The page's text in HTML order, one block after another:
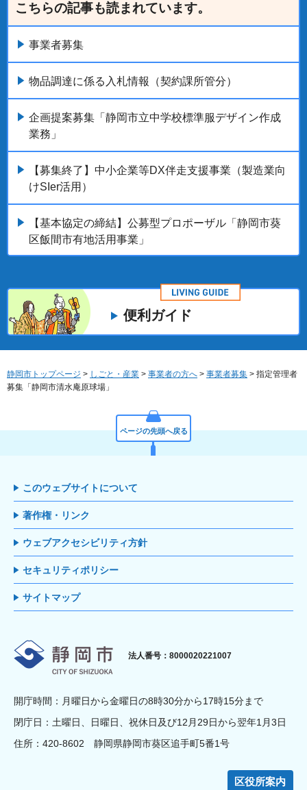
こちらの記事も読まれています。
事業者募集
物品調達に係る入札情報（契約課所管分）
企画提案募集「静岡市立中学校標準服デザイン作成
業務」
【募集終了】中小企業等DX伴走支援事業（製造業向
けSIer活用）
【基本協定の締結】公募型プロポーザル「静岡市葵
区飯間市有地活用事業」
便利ガイド
静岡市トップページ > しごと・産業 > 事業者の方へ > 事業者募集 > 指定管理者
募集「静岡市清水庵原球場」
ページの先頭へ戻る
このウェブサイトについて
著作権・リンク
ウェブアクセシビリティ方針
セキュリティポリシー
サイトマップ
静岡市
法人番号：8000020221007
開庁時間：月曜日から金曜日の8時30分から17時15分まで
閉庁日：土曜日、日曜日、祝休日及び12月29日から翌年1月3日
住所：420-8602 静岡県静岡市葵区追手町5番1号
区役所案内